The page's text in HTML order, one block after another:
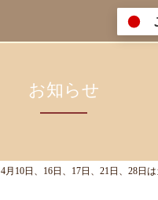
お知らせ
4月10日、16日、17日、21日、28日